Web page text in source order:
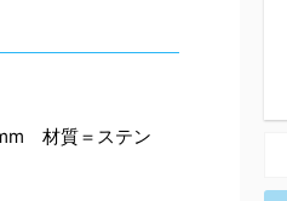
材質＝ステン